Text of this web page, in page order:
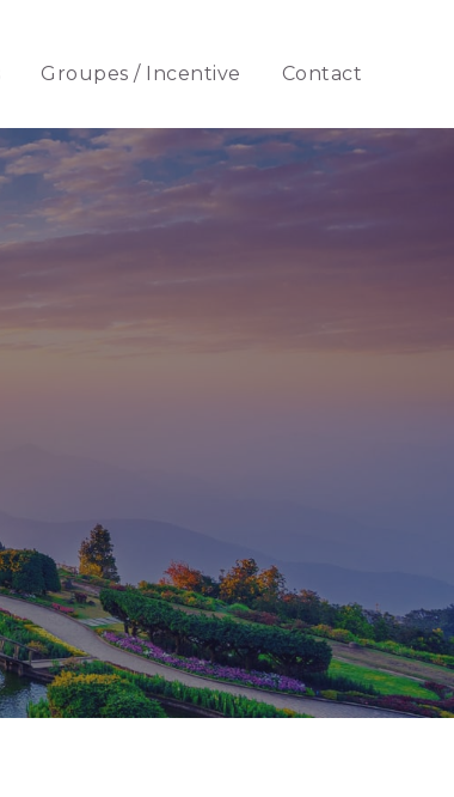
Groupes / Incentive Contact